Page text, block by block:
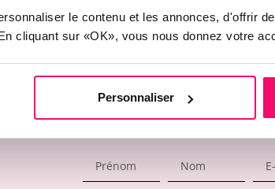
le contenu et les annonces, d'offrir
cliquant sur «OK», vous nous donnez votre
Personnaliser
Du contenu pour enrichir vos